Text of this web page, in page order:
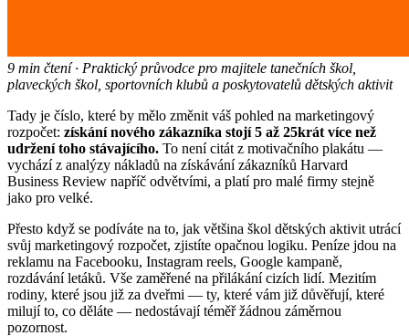
9 min čtení · Praktický průvodce pro majitele tanečních škol,
plaveckých škol, sportovních klubů a poskytovatelů dětských aktivit
Tady je číslo, které by mělo změnit váš pohled na marketingový
rozpočet: získání nového zákazníka stojí 5 až 25krát více než
udržení toho stávajícího. To není citát z motivačního plakátu —
vychází z analýzy nákladů na získávání zákazníků Harvard
Business Review napříč odvětvími, a platí pro malé firmy stejně
jako pro velké.
Přesto když se podíváte na to, jak většina škol dětských aktivit utrácí
svůj marketingový rozpočet, zjistíte opačnou logiku. Peníze jdou na
reklamu na Facebooku, Instagram reels, Google kampaně,
rozdávání letáků. Vše zaměřené na přilákání cizích lidí. Mezitím
rodiny, které jsou již za dveřmi — ty, které vám již důvěřují, které
milují to, co děláte — nedostávají téměř žádnou záměrnou
pozornost.